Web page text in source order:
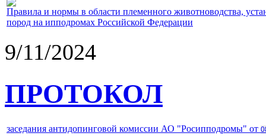
Правила и нормы в области племенного животноводства,
пород на ипподромах Российской Федерации
9/11/2024
ПРОТОКОЛ
заседания антидопинговой комиссии АО "Росипподромы" от